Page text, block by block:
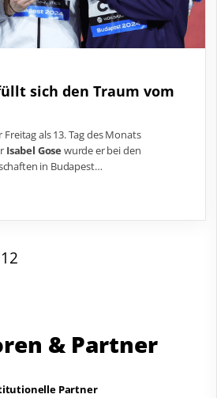
sich den Traum vom
als 13. Tag des Monats
Isabel Gose wurde er bei den
in Budapest…
12
& Partner
Partner